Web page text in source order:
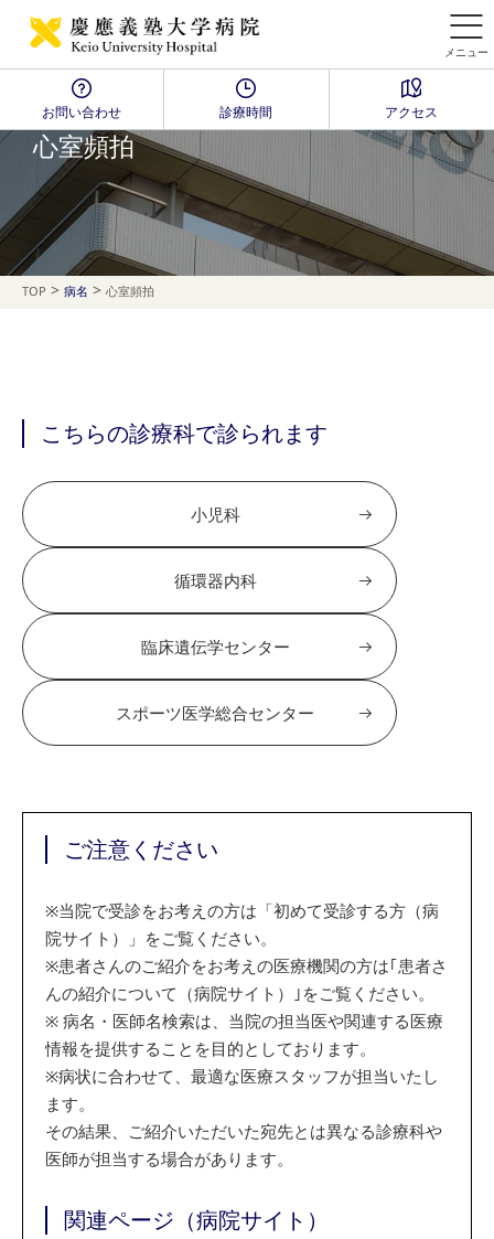
メニュー
お問い合わせ 診療時間 アクセス
Disease Name Search
心室頻拍
TOP > 病名 > 心室頻拍
こちらの診療科で診られます
小児科
循環器内科
臨床遺伝学センター
スポーツ医学総合センター
ご注意ください
※当院で受診をお考えの方は「初めて受診する方（病
院サイト）」をご覧ください。
※患者さんのご紹介をお考えの医療機関の方は｢患者さ
んの紹介について（病院サイト）｣をご覧ください。
※ 病名・医師名検索は、当院の担当医や関連する医療
情報を提供することを目的としております。
※病状に合わせて、最適な医療スタッフが担当いたし
ます。
その結果、ご紹介いただいた宛先とは異なる診療科や
医師が担当する場合があります。
関連ページ（病院サイト）